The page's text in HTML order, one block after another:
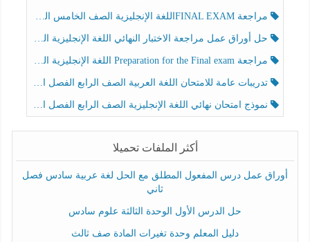
مراجعة FINAL EXAMاللغة الإنجليزية الصف الخامس الفصل الثالث
حل أوراق عمل مراجعة الاختبار النهائي اللغة الإنجليزية الصف الرابع الفصل الثالث
مراجعة Preparation for the Final exam اللغة الإنجليزية الصف الرابع الفصل الثالث
تدريبات عامة للامتحان اللغة العربية الصف الرابع الفصل الثالث
نموذج امتحان نهائي اللغة الإنجليزية الصف الرابع الفصل الثالث
أكثر الملفات تحميلا
أوراق عمل درس المفعول المطلق مع الحل لغة عربية سادس فصل
ثاني
حل الدرس الأول الوحدة الثالثة علوم سادس
دليل المعلم وحدة تغيرات المادة صف ثالث